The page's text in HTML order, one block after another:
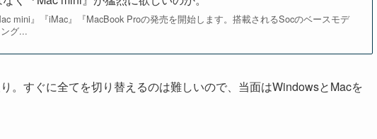
mini』『iMac』『MacBook Proの発売を開始します。搭載されるSocのベースモデ
グ...
。すぐに全てを切り替えるのは難しいので、当面はWindowsとMacを